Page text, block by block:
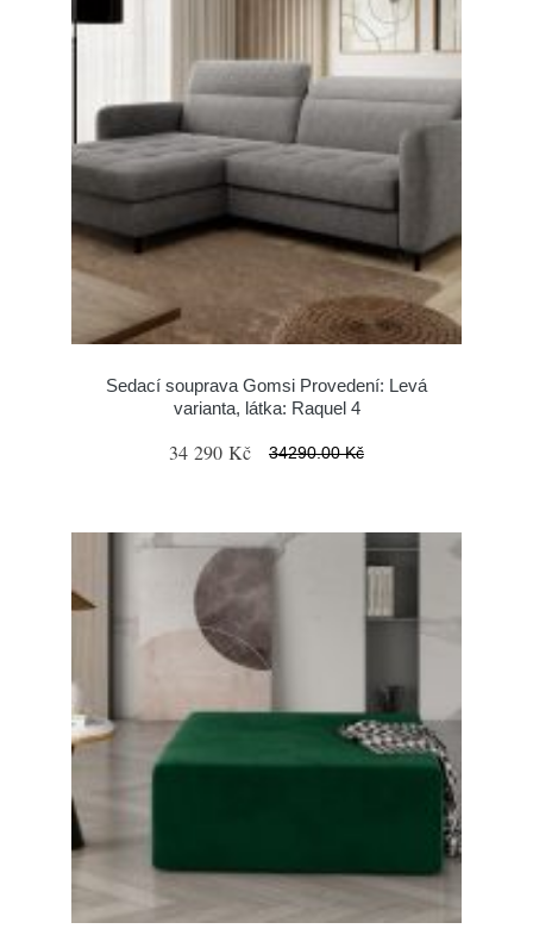
Sedací souprava Gomsi Provedení: Levá
varianta, látka: Raquel 4
34 290 Kč 34290.00 Kč